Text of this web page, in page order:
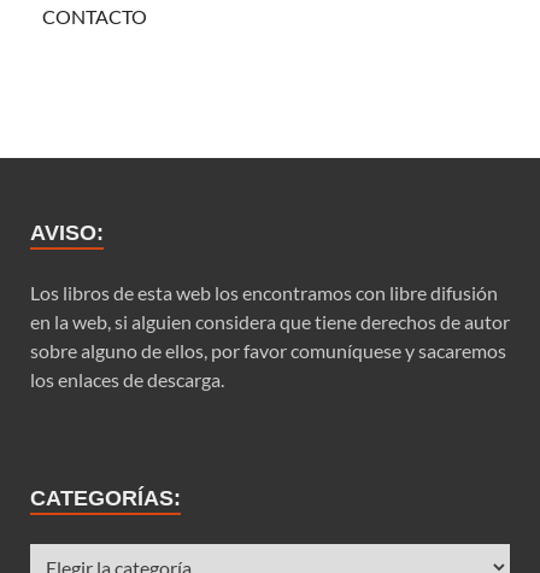
CONTACTO
AVISO:
Los libros de esta web los encontramos con libre difusión
en la web, si alguien considera que tiene derechos de autor
sobre alguno de ellos, por favor comuníquese y sacaremos
los enlaces de descarga.
CATEGORÍAS: